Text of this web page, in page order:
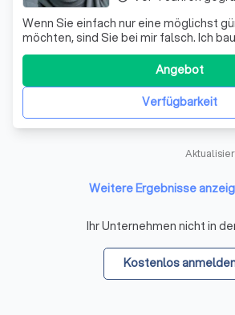
Wenn Sie einfach nur eine möglichst
möchten, sind Sie bei mir falsch. Ich
verkaufsstarke Webseiten, die starke
und das zu fairen Preisen.
Verfügbarkeit
Angebot
Weitere Ergebnisse
Ihr Unternehmen nicht in
Kostenlos